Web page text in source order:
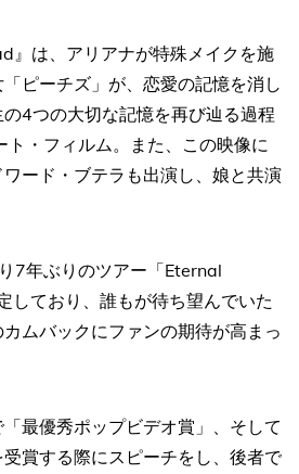
』は、アリアナが特殊メイクを施
ピーチズ」が、恋愛の記憶を消し
4つの大切な記憶を再び辿る過程
ト・フィルム。また、この映像に
ード・ブテラも出演し、娘と共演
7年ぶりのツアー「Eternal
しており、誰もが待ち望んでいた
ムバックにファンの期待が高まっ
最優秀ポップビデオ賞」、そして
受賞する際にスピーチをし、後者で